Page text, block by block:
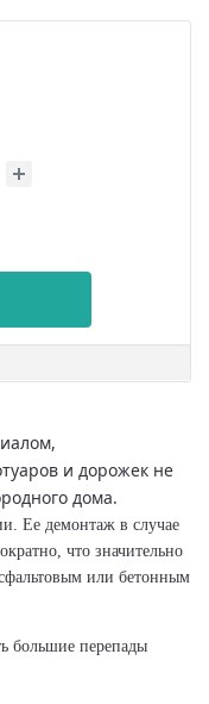
и дорожек не
дома.
Ее демонтаж в случае
что значительно
или бетонным
большие перепады